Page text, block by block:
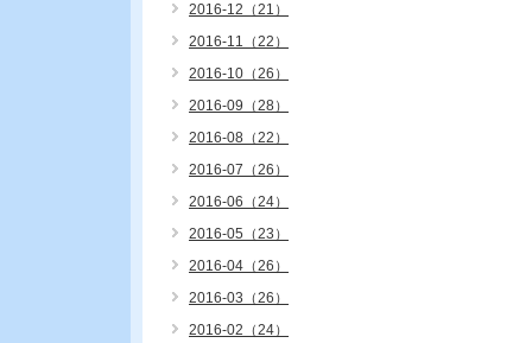
2016-12（21）
2016-11（22）
2016-10（26）
2016-09（28）
2016-08（22）
2016-07（26）
2016-06（24）
2016-05（23）
2016-04（26）
2016-03（26）
2016-02（24）